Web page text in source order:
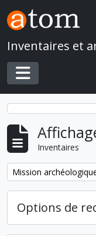
Skip to main content
Inventaires et
Toggle
Inventaires
Remove filter:
Options de